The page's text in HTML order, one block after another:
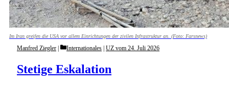
Im Iran greifen die USA vor allem Einrichtungen der zivilen Infrastruktur an. (Foto: Farsnews)
Stetige Eskalation
Manfred Ziegler Categories
Internationales UZ vom 24. Juli 2026